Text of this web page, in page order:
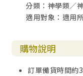
分類：神學類／
適用對象：適用
購物說明
訂單備貨時間約